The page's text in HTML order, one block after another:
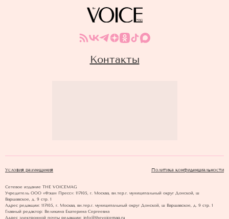
Контакты
Условия размещения Политика конфиденциальности
Сетевое издание THE VOICEMAG
Учредитель ООО «Фэшн Пресс»: 117105, г. Москва, вн.тер.г. муниципальный округ Донской, ш
Варшавское, д. 9 стр. 1
Адрес редакции: 117105, г. Москва, вн.тер.г. муниципальный округ Донской, ш Варшавское, д. 9 стр. 1
Главный редактор: Великина Екатерина Сергеевна
Адрес электронной почты редакции: info@thevoicemag.ru